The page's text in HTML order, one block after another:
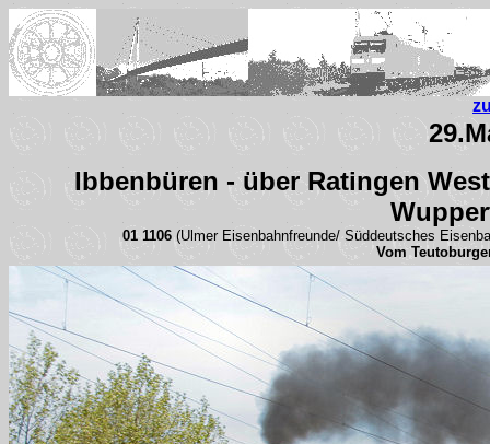
Ibbenbüren - über Ratingen
01 1106 (Ulmer Eisenbahnfreunde/ Süddeutsches
Vom